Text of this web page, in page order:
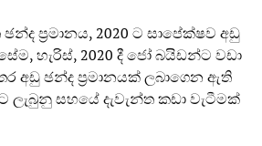
ප්‍රමානය, 2020 ට සාපේක්ෂව අඩු
හැරිස්, 2020 දී ජෝ බයිඩන්ට වඩා
අඩු ඡන්ද ප්‍රමානයක් ලබාගෙන ඇති
සහයේ දැවැන්ත කඩා වැටීමක්